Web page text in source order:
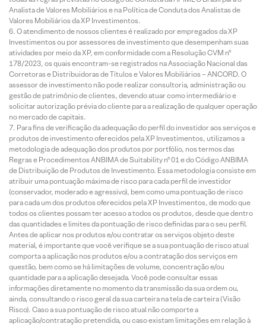
Analista de Valores Mobiliários e na Política de Conduta dos Analistas de
Valores Mobiliários da XP Investimentos.
O atendimento de nossos clientes é realizado por empregados da XP
Investimentos ou por assessores de investimento que desempenham suas
atividades por meio da XP, em conformidade com a Resolução CVM nº
178/2023, os quais encontram-se registrados na Associação Nacional das
Corretoras e Distribuidoras de Títulos e Valores Mobiliários – ANCORD. O
assessor de investimento não pode realizar consultoria, administração ou
gestão de patrimônio de clientes, devendo atuar como intermediário e
solicitar autorização prévia do cliente para a realização de qualquer operação
no mercado de capitais.
Para fins de verificação da adequação do perfil do investidor aos serviços e
produtos de investimento oferecidos pela XP Investimentos, utilizamos a
metodologia de adequação dos produtos por portfólio, nos termos das
Regras e Procedimentos ANBIMA de Suitability nº 01 e do Código ANBIMA
de Distribuição de Produtos de Investimento. Essa metodologia consiste em
atribuir uma pontuação máxima de risco para cada perfil de investidor
(conservador, moderado e agressivo), bem como uma pontuação de risco
para cada um dos produtos oferecidos pela XP Investimentos, de modo que
todos os clientes possam ter acesso a todos os produtos, desde que dentro
das quantidades e limites da pontuação de risco definidas para o seu perfil.
Antes de aplicar nos produtos e/ou contratar os serviços objeto deste
material, é importante que você verifique se a sua pontuação de risco atual
comporta a aplicação nos produtos e/ou a contratação dos serviços em
questão, bem como se há limitações de volume, concentração e/ou
quantidade para a aplicação desejada. Você pode consultar essas
informações diretamente no momento da transmissão da sua ordem ou,
ainda, consultando o risco geral da sua carteira na tela de carteira (Visão
Risco). Caso a sua pontuação de risco atual não comporte a
aplicação/contratação pretendida, ou caso existam limitações em relação à